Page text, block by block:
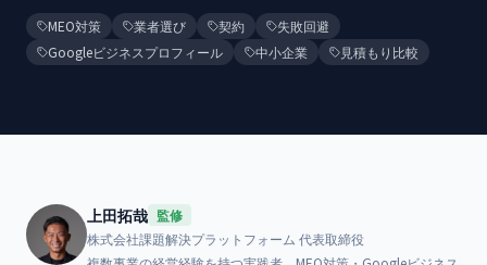
MEO対策 業者選び 契約
失敗回避
Googleビジネスプロフィール
中小企業 見積もり比較
上田拓哉 監修
株式会社課題解決プラットフォーム 代表取締役